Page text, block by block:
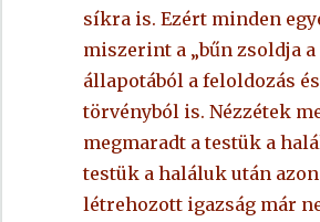
síkra is. Ezért minden
miszerint a „bűn zsoldja
állapotából a feloldozás
törvényból is. Nézzétek
megmaradt a testük a
testük a haláluk után
létrehozott igazság már